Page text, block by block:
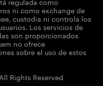
ni como exchange de
custodia ni controla los
Los servicios de
son proporcionados
no ofrece
sobre el uso de estos